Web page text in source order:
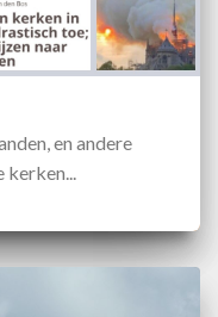
en andere
kerken...